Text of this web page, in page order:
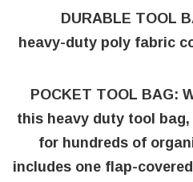
DURABLE TOOL
heavy-duty poly fabric
33 POCKET TOOL
this heavy duty tool
for hundreds of
includes one flap-